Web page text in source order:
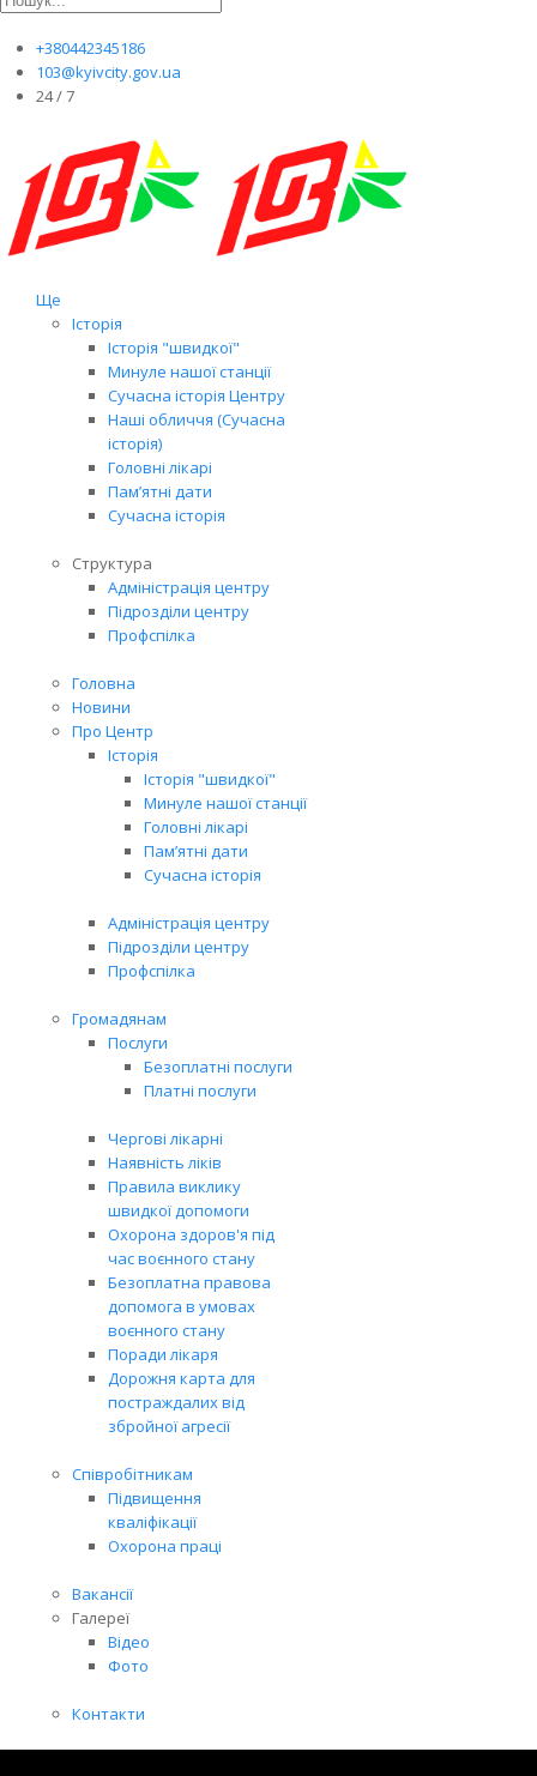
+380442345186
103@kyivcity.gov.ua
24 / 7
Ще
Історія
Історія "швидкої"
Минуле нашої станції
Сучасна історія Центру
Наші обличчя (Сучасна
історія)
Головні лікарі
Пам’ятні дати
Сучасна історія
Структура
Адміністрація центру
Підрозділи центру
Профспілка
Головна
Новини
Про Центр
Історія
Історія "швидкої"
Минуле нашої станції
Головні лікарі
Пам’ятні дати
Сучасна історія
Адміністрація центру
Підрозділи центру
Профспілка
Громадянам
Послуги
Безоплатні послуги
Платні послуги
Чергові лікарні
Наявність ліків
Правила виклику
швидкої допомоги
Охорона здоров'я під
час воєнного стану
Безоплатна правова
допомога в умовах
воєнного стану
Поради лікаря
Дорожня карта для
постраждалих від
збройної агресії
Співробітникам
Підвищення
кваліфікації
Охорона праці
Вакансії
Галереї
Відео
Фото
Контакти